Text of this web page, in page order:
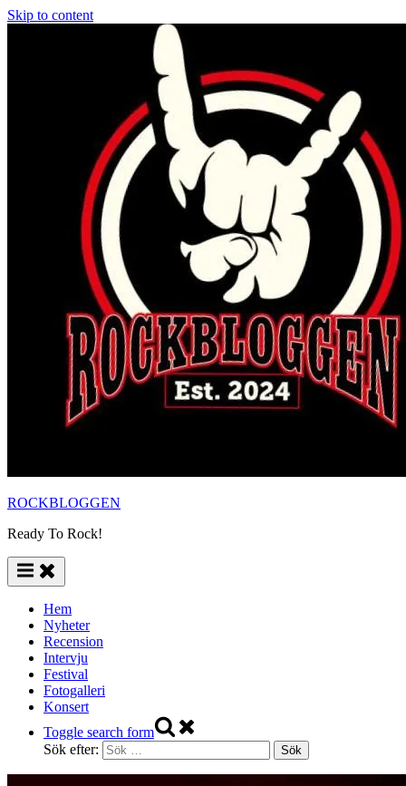
Skip to content
ROCKBLOGGEN
Ready To Rock!
Hem
Nyheter
Recension
Intervju
Festival
Fotogalleri
Konsert
Toggle search form
Sök efter: